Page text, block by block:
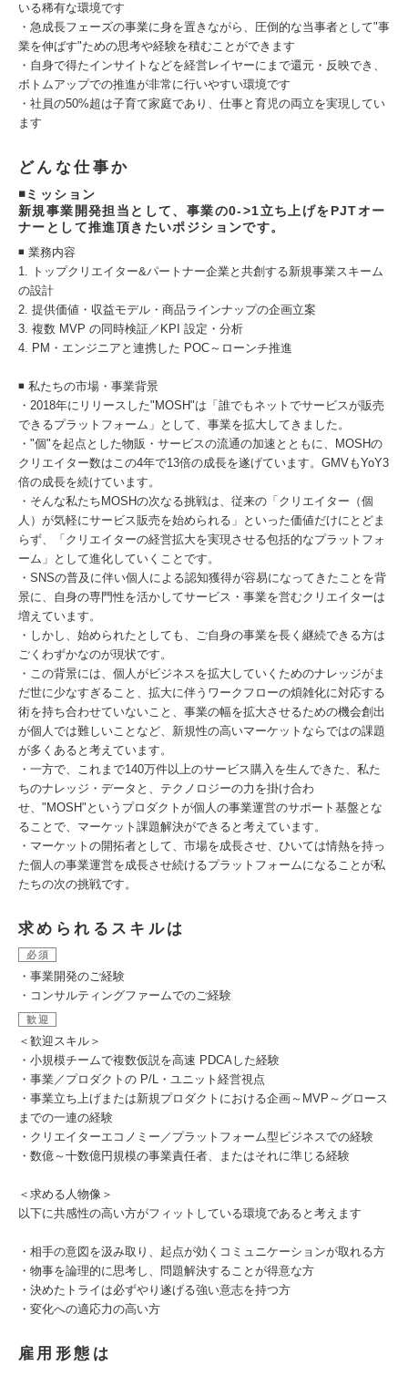
いる稀有な環境です
・急成長フェーズの事業に身を置きながら、圧倒的な当事者として"事
業を伸ばす"ための思考や経験を積むことができます
・自身で得たインサイトなどを経営レイヤーにまで還元・反映でき、
ボトムアップでの推進が非常に行いやすい環境です
・社員の50%超は子育て家庭であり、仕事と育児の両立を実現してい
ます
どんな仕事か
◾️ミッション
新規事業開発担当として、事業の0->1立ち上げをPJTオー
ナーとして推進頂きたいポジションです。
◾️ 業務内容
1. トップクリエイター&パートナー企業と共創する新規事業スキーム
の設計
2. 提供価値・収益モデル・商品ラインナップの企画立案
3. 複数 MVP の同時検証／KPI 設定・分析
4. PM・エンジニアと連携した POC～ローンチ推進
◾️ 私たちの市場・事業背景
・2018年にリリースした"MOSH"は「誰でもネットでサービスが販売
できるプラットフォーム」として、事業を拡大してきました。
・"個"を起点とした物販・サービスの流通の加速とともに、MOSHの
クリエイター数はこの4年で13倍の成長を遂げています。GMVもYoY3
倍の成長を続けています。
・そんな私たちMOSHの次なる挑戦は、従来の「クリエイター（個
人）が気軽にサービス販売を始められる」といった価値だけにとどま
らず、「クリエイターの経営拡大を実現させる包括的なプラットフォ
ーム」として進化していくことです。
・SNSの普及に伴い個人による認知獲得が容易になってきたことを背
景に、自身の専門性を活かしてサービス・事業を営むクリエイターは
増えています。
・しかし、始められたとしても、ご自身の事業を長く継続できる方は
ごくわずかなのが現状です。
・この背景には、個人がビジネスを拡大していくためのナレッジがま
だ世に少なすぎること、拡大に伴うワークフローの煩雑化に対応する
術を持ち合わせていないこと、事業の幅を拡大させるための機会創出
が個人では難しいことなど、新規性の高いマーケットならではの課題
が多くあると考えています。
・一方で、これまで140万件以上のサービス購入を生んできた、私た
ちのナレッジ・データと、テクノロジーの力を掛け合わ
せ、"MOSH"というプロダクトが個人の事業運営のサポート基盤とな
ることで、マーケット課題解決ができると考えています。
・マーケットの開拓者として、市場を成長させ、ひいては情熱を持っ
た個人の事業運営を成長させ続けるプラットフォームになることが私
たちの次の挑戦です。
求められるスキルは
必須
・事業開発のご経験
・コンサルティングファームでのご経験
歓迎
＜歓迎スキル＞
・小規模チームで複数仮説を高速 PDCAした経験
・事業／プロダクトの P/L・ユニット経営視点
・事業立ち上げまたは新規プロダクトにおける企画～MVP～グロース
までの一連の経験
・クリエイターエコノミー／プラットフォーム型ビジネスでの経験
・数億～十数億円規模の事業責任者、またはそれに準じる経験
＜求める人物像＞
以下に共感性の高い方がフィットしている環境であると考えます
・相手の意図を汲み取り、起点が効くコミュニケーションが取れる方
・物事を論理的に思考し、問題解決することが得意な方
・決めたトライは必ずやり遂げる強い意志を持つ方
・変化への適応力の高い方
雇用形態は